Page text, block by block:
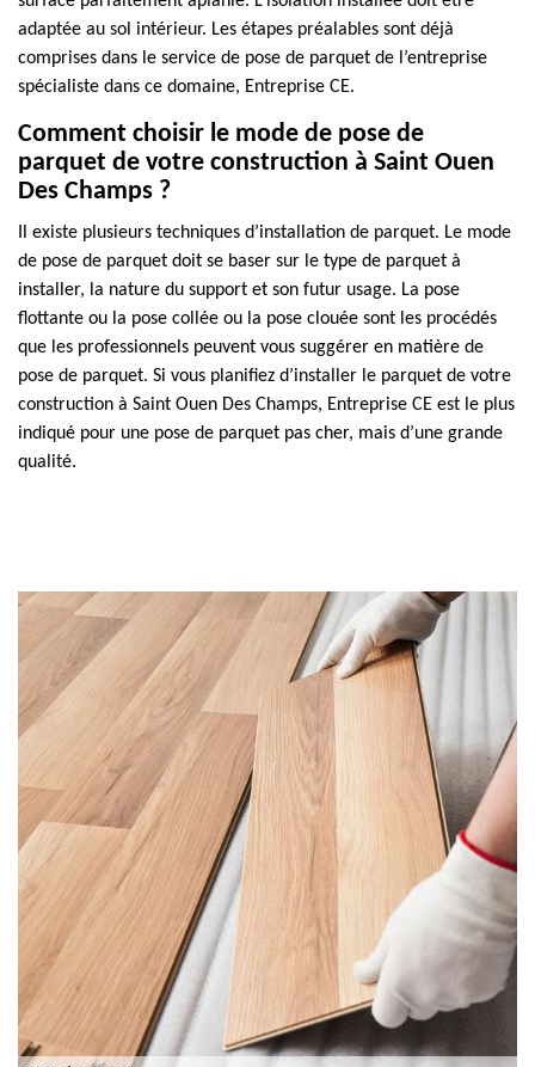
adaptée au sol intérieur. Les étapes préalables sont déjà
comprises dans le service de pose de parquet de l’entreprise
spécialiste dans ce domaine, Entreprise CE.
Comment choisir le mode de pose de
parquet de votre construction à Saint Ouen
Des Champs ?
Il existe plusieurs techniques d’installation de parquet. Le mode
de pose de parquet doit se baser sur le type de parquet à
installer, la nature du support et son futur usage. La pose
flottante ou la pose collée ou la pose clouée sont les procédés
que les professionnels peuvent vous suggérer en matière de
pose de parquet. Si vous planifiez d’installer le parquet de votre
construction à Saint Ouen Des Champs, Entreprise CE est le plus
indiqué pour une pose de parquet pas cher, mais d’une grande
qualité.